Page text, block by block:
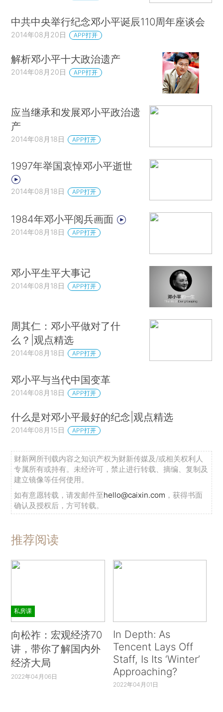
中共中央举行纪念邓小平诞辰110周年座谈会
2014年08月20日 APP打开
解析邓小平十大政治遗产
2014年08月20日 APP打开
应当继承和发展邓小平政治遗
产
2014年08月18日 APP打开
1997年举国哀悼邓小平逝世
2014年08月18日 APP打开
1984年邓小平阅兵画面
2014年08月18日 APP打开
邓小平生平大事记
2014年08月18日 APP打开
周其仁：邓小平做对了什
么？|观点精选
2014年08月18日 APP打开
邓小平与当代中国变革
2014年08月18日 APP打开
什么是对邓小平最好的纪念|观点精选
2014年08月15日 APP打开
财新网所刊载内容之知识产权为财新传媒及/或相关权利人
专属所有或持有。未经许可，禁止进行转载、摘编、复制及
建立镜像等任何使用。
如有意愿转载，请发邮件至hello@caixin.com ，获得书面
确认及授权后，方可转载。
推荐阅读
私房课
向松祚：宏观经济70
讲，带你了解国内外
经济大局
2022年04月06日
In Depth: As
Tencent Lays Off
Staff, Is Its ‘Winter’
Approaching?
2022年04月01日